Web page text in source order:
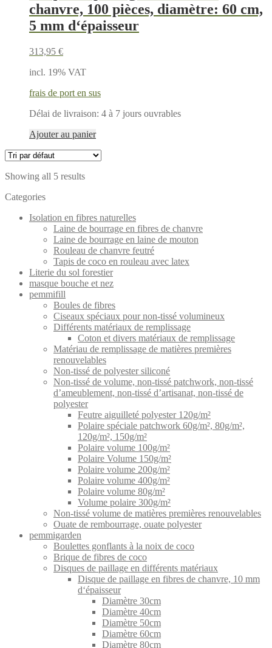
chanvre, 100 pièces, diamètre: 60 cm,
5 mm d‘épaisseur
313,95 €
incl. 19% VAT
frais de port en sus
Délai de livraison: 4 à 7 jours ouvrables
Ajouter au panier
Showing all 5 results
Categories
Isolation en fibres naturelles
Laine de bourrage en fibres de chanvre
Laine de bourrage en laine de mouton
Rouleau de chanvre feutré
Tapis de coco en rouleau avec latex
Literie du sol forestier
masque bouche et nez
pemmifill
Boules de fibres
Ciseaux spéciaux pour non-tissé volumineux
Différents matériaux de remplissage
Coton et divers matériaux de remplissage
Matériau de remplissage de matières premières
renouvelables
Non-tissé de polyester siliconé
Non-tissé de volume, non-tissé patchwork, non-tissé
d’ameublement, non-tissé d’artisanat, non-tissé de
polyester
Feutre aiguilleté polyester 120g/m²
Polaire spéciale patchwork 60g/m², 80g/m²,
120g/m², 150g/m²
Polaire volume 100g/m²
Polaire Volume 150g/m²
Polaire volume 200g/m²
Polaire volume 400g/m²
Polaire volume 80g/m²
Volume polaire 300g/m²
Non-tissé volume de matières premières renouvelables
Ouate de rembourrage, ouate polyester
pemmigarden
Boulettes gonflants à la noix de coco
Brique de fibres de coco
Disques de paillage en différents matériaux
Disque de paillage en fibres de chanvre, 10 mm
d‘épaisseur
Diamètre 30cm
Diamètre 40cm
Diamètre 50cm
Diamètre 60cm
Diamètre 80cm